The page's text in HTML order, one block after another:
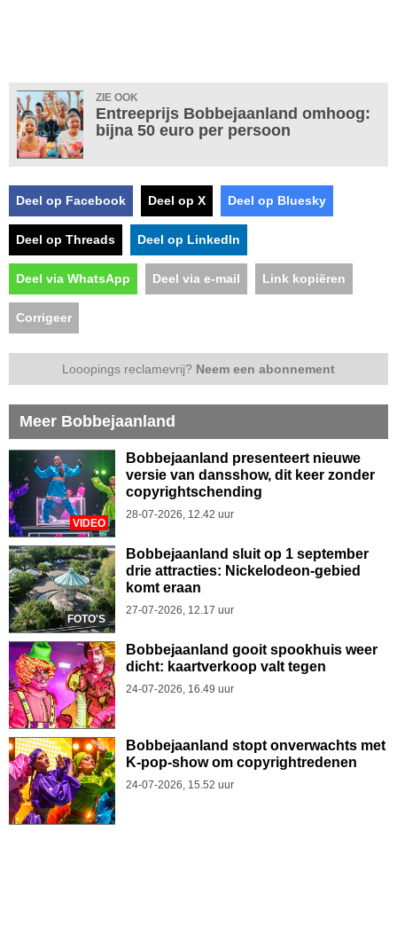
ZIE OOK
Entreeprijs Bobbejaanland omhoog:
bijna 50 euro per persoon
Deel op Facebook Deel op X Deel op Bluesky
Deel op Threads Deel op LinkedIn
Deel via WhatsApp Deel via e-mail Link kopiëren
Corrigeer
Looopings reclamevrij? Neem een abonnement
Meer Bobbejaanland
VIDEO
Bobbejaanland presenteert nieuwe
versie van dansshow, dit keer zonder
copyrightschending
28-07-2026, 12.42 uur
FOTO'S
Bobbejaanland sluit op 1 september
drie attracties: Nickelodeon-gebied
komt eraan
27-07-2026, 12.17 uur
Bobbejaanland gooit spookhuis weer
dicht: kaartverkoop valt tegen
24-07-2026, 16.49 uur
Bobbejaanland stopt onverwachts met
K-pop-show om copyrightredenen
24-07-2026, 15.52 uur